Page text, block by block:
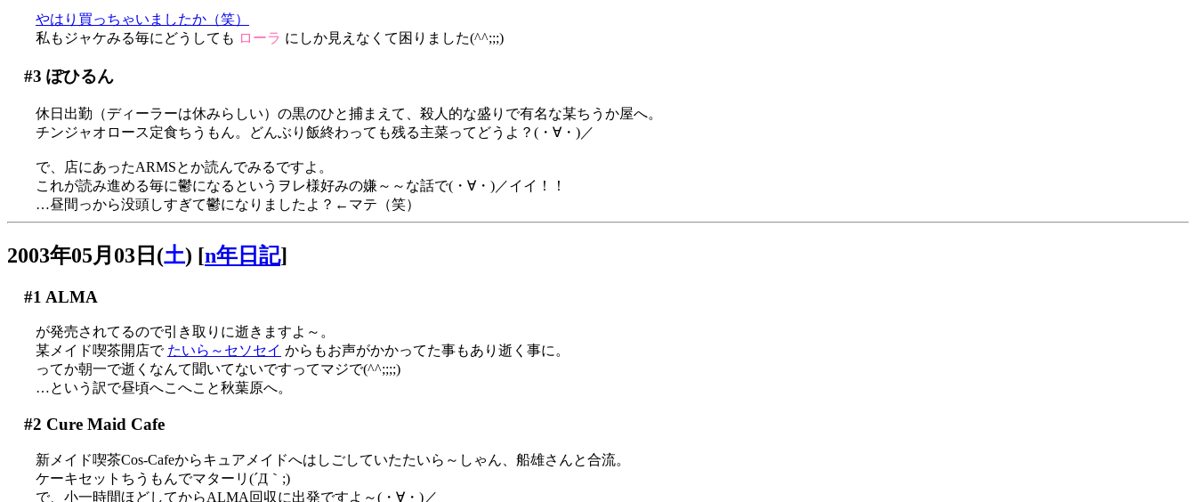
やはり買っちゃいましたか（笑）
私もジャケみる毎にどうしても ローラ にしか見えなくて困りました(^^;;;)
#3 ぽひるん
休日出勤（ディーラーは休みらしい）の黒のひと捕まえて、殺人的な盛りで有名な某ちうか屋へ。
チンジャオロース定食ちうもん。どんぶり飯終わっても残る主菜ってどうよ？(・∀・)／
で、店にあったARMSとか読んでみるですよ。
これが読み進める毎に鬱になるというヲレ様好みの嫌～～な話で(・∀・)／イイ！！
…昼間っから没頭しすぎて鬱になりましたよ？←マテ（笑）
2003年05月03日(土) [n年日記]
#1 ALMA
が発売されてるので引き取りに逝きますよ～。
某メイド喫茶開店で たいら～セソセイ からもお声がかかってた事もあり逝く事に。
ってか朝一で逝くなんて聞いてないですってマジで(^^;;;;)
…という訳で昼頃へこへこと秋葉原へ。
#2 Cure Maid Cafe
新メイド喫茶Cos-Cafeからキュアメイドへはしごしていたたいら～しゃん、船雄さんと合流。
ケーキセットちうもんでマターリ(´Д｀;)
で、小一時間ほどしてからALMA回収に出発ですよ～(・∀・)／